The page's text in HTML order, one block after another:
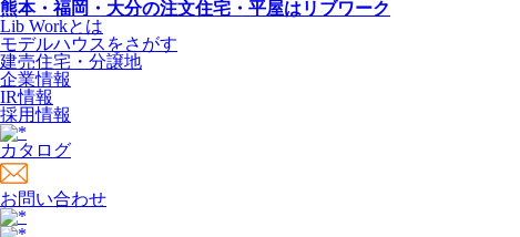
熊本・福岡・大分の注文住宅・平屋はリブワーク
Lib Workとは
モデルハウスをさがす
建売住宅・分譲地
企業情報
IR情報
採用情報
カタログ
お問い合わせ